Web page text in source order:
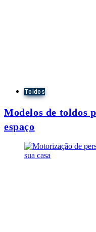
Toldos
Modelos de toldos
espaço